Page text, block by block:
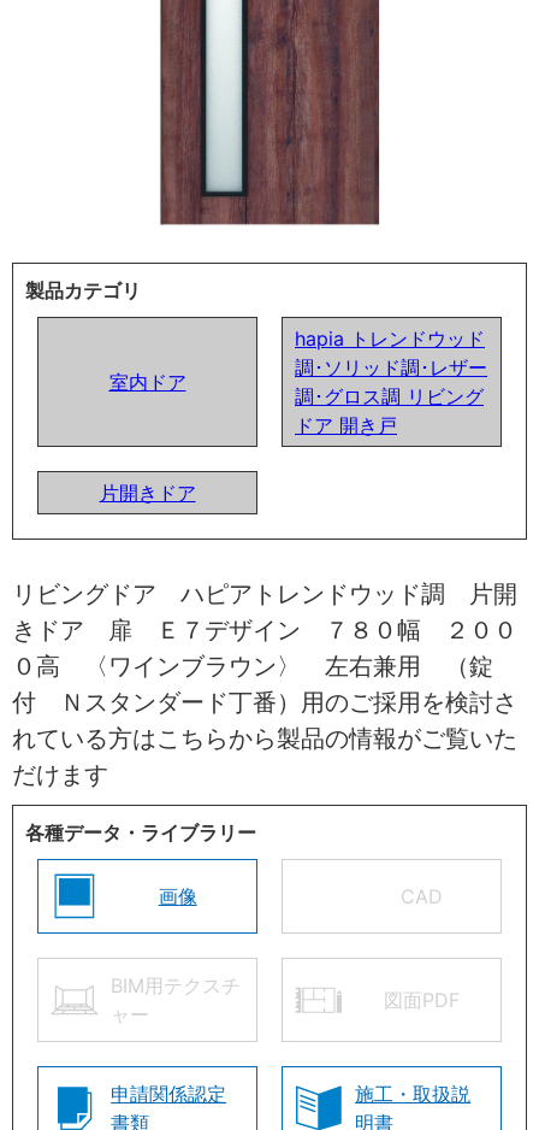
製品カテゴリ
室内ドア
hapia トレンドウッド
調･ソリッド調･レザー
調･グロス調 リビング
ドア 開き戸
片開きドア
リビングドア ハピアトレンドウッド調 片開
きドア 扉 Ｅ７デザイン ７８０幅 ２００
０高 〈ワインブラウン〉 左右兼用 （錠
付 Ｎスタンダード丁番）用のご採用を検討さ
れている方はこちらから製品の情報がご覧いた
だけます
各種データ・ライブラリー
画像 CAD
BIM用テクスチ
ャー
図面PDF
申請関係認定
書類
施工・取扱説
明書